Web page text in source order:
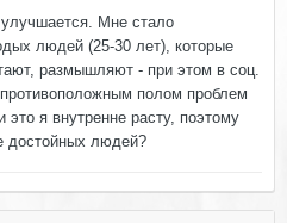
Мне стало
людей (25-30 лет), которые
размышляют - при этом в соц.
полом проблем
я внутренне расту, поэтому
достойных людей?